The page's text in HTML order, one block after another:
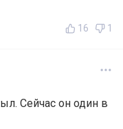
16 1
Сейчас он один в